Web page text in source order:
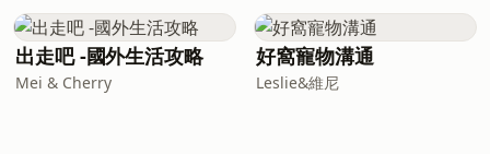
出走吧 -國外生活攻略
Mei & Cherry
好窩寵物溝通
Leslie&維尼